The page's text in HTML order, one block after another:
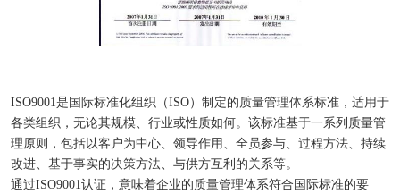
ISO9001是国际标准化组织（ISO）制定的质量管理体系标准，适用于
各类组织，无论其规模、行业或性质如何。该标准基于一系列质量管
理原则，包括以客户为中心、领导作用、全员参与、过程方法、持续
改进、基于事实的决策方法、与供方互利的关系等。
通过ISO9001认证，意味着企业的质量管理体系符合国际标准的要